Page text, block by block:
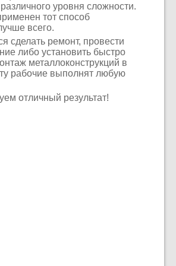
уровня сложности.
тот способ
всего.
сделать ремонт, провести
либо установить быстро
металлоконструкций в
рабочие выполнят любую
отличный результат!